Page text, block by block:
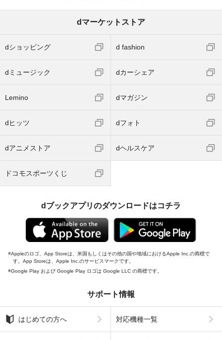
dマーケットストア
dショッピング d fashion
dミュージック dカーシェア
Lemino dマガジン
dヒッツ dフォト
dアニメストア dヘルスケア
ドコモスポーツくじ
dブックアプリのダウンロードはコチラ
Appleのロゴ、App Storeは、米国もしくはその他の国や地域におけるApple Inc.の商標で
す。App Storeは、Apple Inc.のサービスマークです。
Google Play および Google Play ロゴは Google LLC の商標です。
サポート情報
はじめての方へ 対応機種一覧